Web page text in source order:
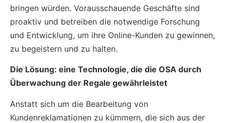
bringen würden. Vorausschauende Geschäfte sind
proaktiv und betreiben die notwendige Forschung
und Entwicklung, um ihre Online-Kunden zu gewinnen,
zu begeistern und zu halten.
Die Lösung: eine Technologie, die die OSA durch
Überwachung der Regale gewährleistet
Anstatt sich um die Bearbeitung von
Kundenreklamationen zu kümmern, die sich aus der